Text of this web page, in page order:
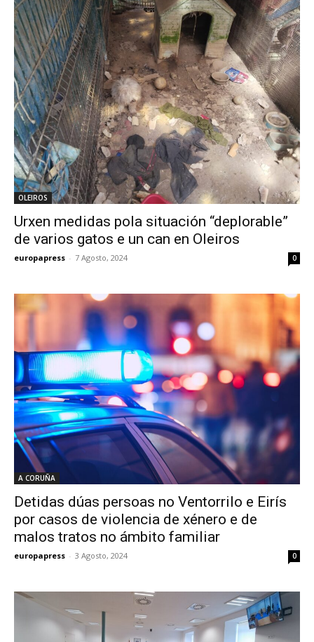
OLEIROS
Urxen medidas pola situación “deplorable”
de varios gatos e un can en Oleiros
europapress - 7 Agosto, 2024 0
A CORUÑA
Detidas dúas persoas no Ventorrilo e Eirís
por casos de violencia de xénero e de
malos tratos no ámbito familiar
europapress - 3 Agosto, 2024 0